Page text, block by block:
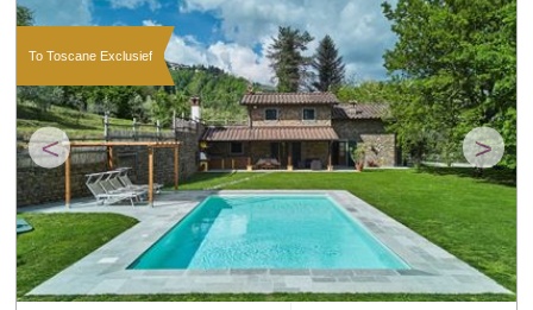
< >
To Toscane Exclusief